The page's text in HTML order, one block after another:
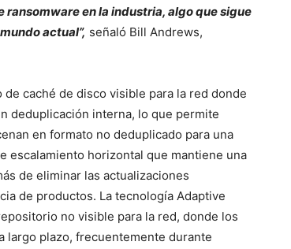
en la industria, algo que sigue
actual”, señaló Bill Andrews,
caché de disco visible para la red donde
deduplicación interna, lo que permite
en formato no deduplicado para una
escalamiento horizontal que mantiene una
de eliminar las actualizaciones
de productos. La tecnología Adaptive
no visible para la red, donde los
largo plazo, frecuentemente durante